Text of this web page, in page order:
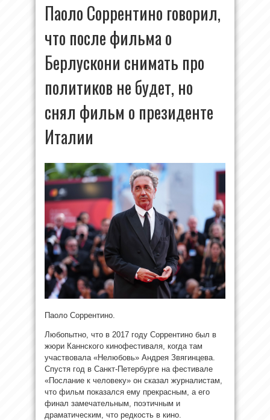
Паоло Соррентино говорил,
что после фильма о
Берлускони снимать про
политиков не будет, но
снял фильм о президенте
Италии
Паоло Соррентино.
Любопытно, что в 2017 году Соррентино был в
жюри Каннского кинофестиваля, когда там
участвовала «Нелюбовь» Андрея Звягинцева.
Спустя год в Санкт-Петербурге на фестивале
«Послание к человеку» он сказал журналистам,
что фильм показался ему прекрасным, а его
финал замечательным, поэтичным и
драматическим, что редкость в кино.